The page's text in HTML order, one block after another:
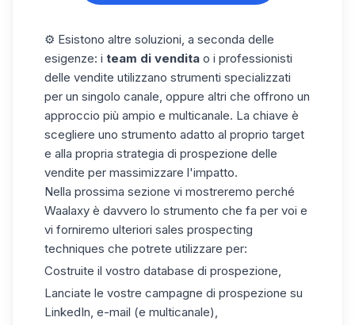
⚙️ Esistono altre soluzioni, a seconda delle
esigenze: i team di vendita o i professionisti
delle vendite utilizzano strumenti specializzati
per un singolo canale, oppure altri che offrono un
approccio più ampio e multicanale. La chiave è
scegliere uno strumento adatto al proprio target
e alla propria strategia di prospezione delle
vendite per massimizzare l'impatto.
Nella prossima sezione vi mostreremo perché
Waalaxy è davvero lo strumento che fa per voi e
vi forniremo ulteriori sales prospecting
techniques che potrete utilizzare per:
Costruite il vostro database di prospezione,
Lanciate le vostre campagne di prospezione su
LinkedIn, e-mail (e multicanale),